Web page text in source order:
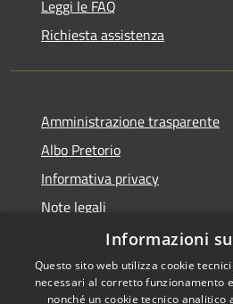
Leggi le FAQ
Richiesta assistenza
Amministrazione trasparente
Albo Pretorio
Informativa privacy
Note legali
Dichiarazione di accessibilità
Informazioni
Questo sito web utilizza cookie
necessari al corretto funzionamento
nonché un cookie tecnico analitico